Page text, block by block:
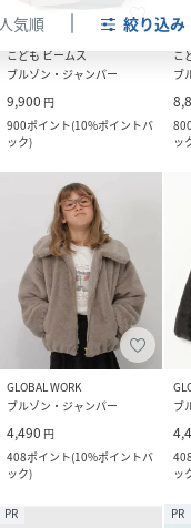
人気順 絞り込み
こども ビームス
ブルゾン・ジャンパー
9,900 円
900ポイント(10%ポイントバ
ック)
こ
ブ
800
ッ
GLOBAL WORK
ブルゾン・ジャンパー
4,490 円
408ポイント(10%ポイントバ
ック)
ブ
408
ッ
PR PR